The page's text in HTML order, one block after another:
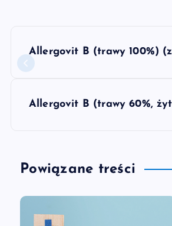
N
a
g
a
Allergovit B (trawy 100%)
Allergovit B (trawy 60%,
Powiązane treści